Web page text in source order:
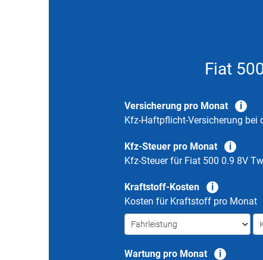
Fiat
Versicherung pro Monat
Kfz-Haftpflicht-Versicherung bei
Kfz-Steuer pro Monat
Kfz-Steuer für Fiat 500 0.9 8V
Kraftstoff-Kosten
Kosten für Kraftstoff pro Monat
Wartung pro Monat